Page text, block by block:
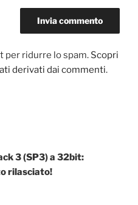
per ridurre lo spam. Scopri
derivati dai commenti.
3 (SP3) a 32bit:
rilasciato!